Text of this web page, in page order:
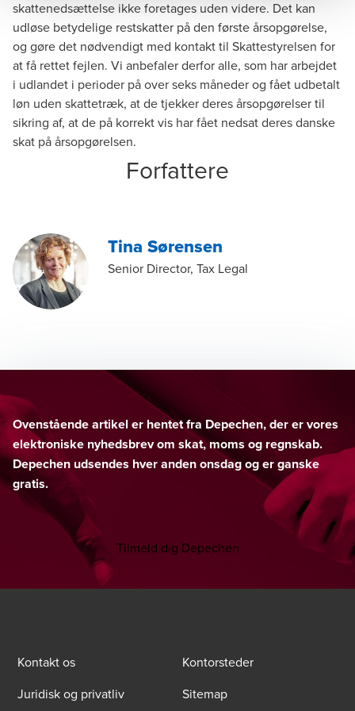
skattenedsættelse ikke foretages uden videre. Det kan
udløse betydelige restskatter på den første årsopgørelse,
og gøre det nødvendigt med kontakt til Skattestyrelsen for
at få rettet fejlen. Vi anbefaler derfor alle, som har arbejdet
i udlandet i perioder på over seks måneder og fået udbetalt
løn uden skattetræk, at de tjekker deres årsopgørelser til
sikring af, at de på korrekt vis har fået nedsat deres danske
skat på årsopgørelsen.
Forfattere
Tina Sørensen
Senior Director, Tax Legal
Ovenstående artikel er hentet fra Depechen, der er vores
elektroniske nyhedsbrev om skat, moms og regnskab.
Depechen udsendes hver anden onsdag og er ganske
gratis.
Tilmeld dig Depechen
Kontakt os
Kontorsteder
Juridisk og privatliv
Sitemap